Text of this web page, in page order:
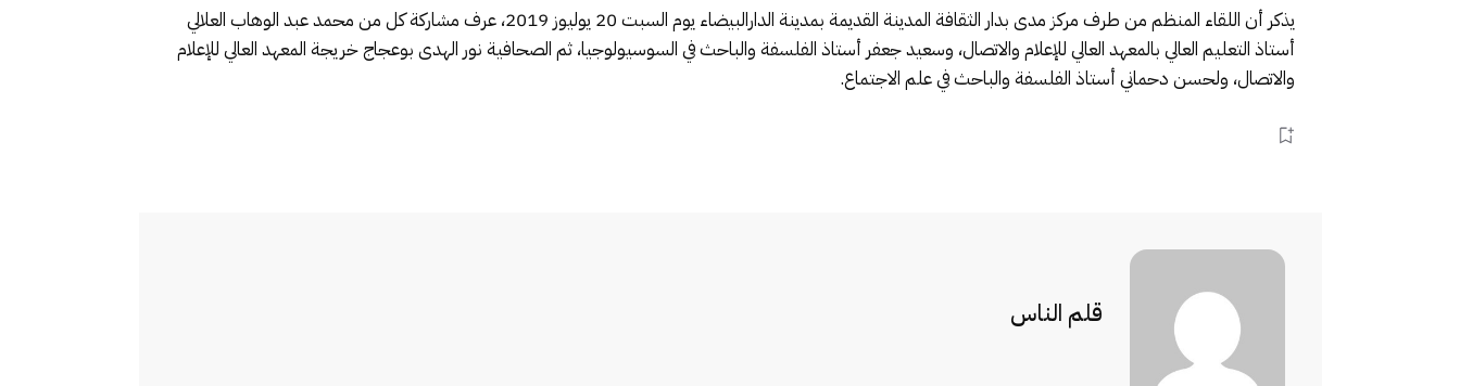
يذكر أن اللقاء المنظم من طرف مركز مدى بدار الثقافة المدينة القديمة بمدينة الدارالبيضاء يوم السبت 20 يوليوز 2019، عرف مشاركة كل من محمد عبد الوهاب العلالي
أستاذ التعليم العالي بالمعهد العالي للإعلام والاتصال، وسعيد جعفر أستاذ الفلسفة والباحث في السوسيولوجيا، ثم الصحافية نور الهدى بوعجاج خريجة المعهد العالي للإعلام
والاتصال، ولحسن دحماني أستاذ الفلسفة والباحث في علم الاجتماع.
قلم الناس